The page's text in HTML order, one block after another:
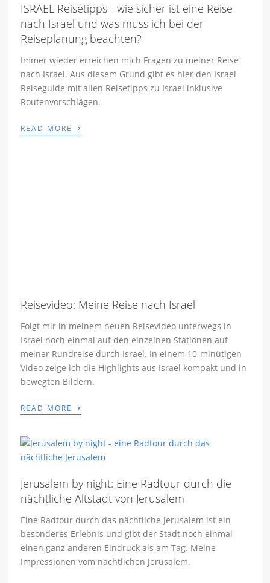
ISRAEL Reisetipps - wie sicher ist eine Reise
nach Israel und was muss ich bei der
Reiseplanung beachten?
Immer wieder erreichen mich Fragen zu meiner Reise
nach Israel. Aus diesem Grund gibt es hier den Israel
Reiseguide mit allen Reisetipps zu Israel inklusive
Routenvorschlägen.
READ MORE ›
Reisevideo: Meine Reise nach Israel
Folgt mir in meinem neuen Reisevideo unterwegs in
Israel noch einmal auf den einzelnen Stationen auf
meiner Rundreise durch Israel. In einem 10-minütigen
Video zeige ich die Highlights aus Israel kompakt und in
bewegten Bildern.
READ MORE ›
Jerusalem by night: Eine Radtour durch die
nächtliche Altstadt von Jerusalem
Eine Radtour durch das nächtliche Jerusalem ist ein
besonderes Erlebnis und gibt der Stadt noch einmal
einen ganz anderen Eindruck als am Tag. Meine
Impressionen vom nächtlichen Jerusalem.